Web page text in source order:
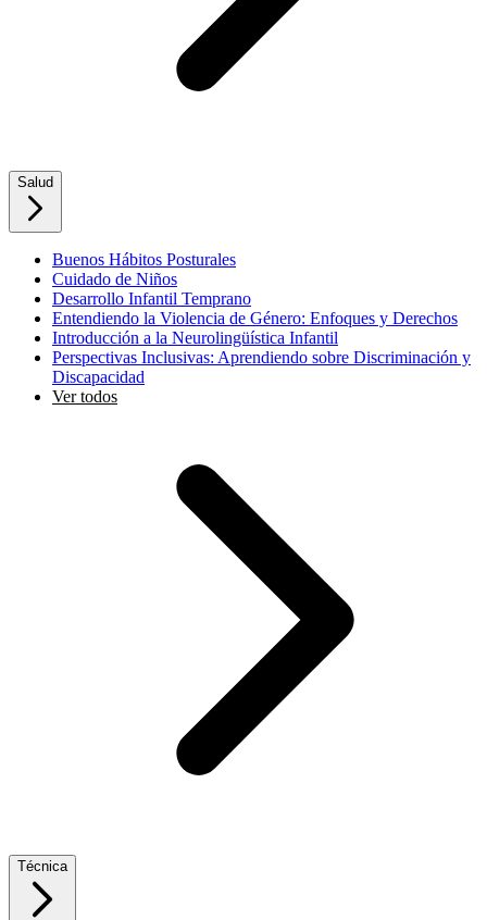
Salud
Buenos Hábitos Posturales
Cuidado de Niños
Desarrollo Infantil Temprano
Entendiendo la Violencia de Género: Enfoques y Derechos
Introducción a la Neurolingüística Infantil
Perspectivas Inclusivas: Aprendiendo sobre Discriminación y
Discapacidad
Ver todos
Técnica